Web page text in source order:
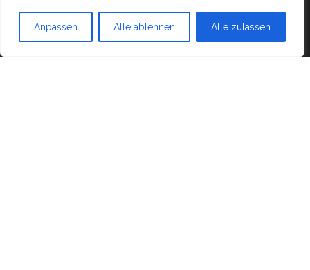
Anpassen Alle ablehnen Alle zulassen
Mit Stolz präsentiert vonWordPress |Theme:Head
Blog